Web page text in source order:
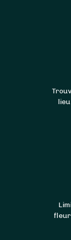
Sessile,
7